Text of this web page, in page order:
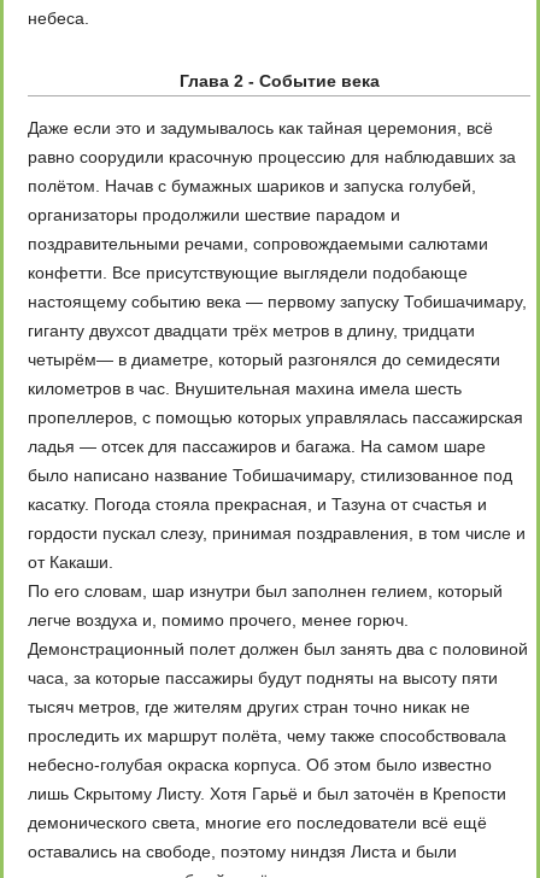
небеса.
Глава 2 - Событие века
Даже если это и задумывалось как тайная церемония, всё
равно соорудили красочную процессию для наблюдавших за
полётом. Начав с бумажных шариков и запуска голубей,
организаторы продолжили шествие парадом и
поздравительными речами, сопровождаемыми салютами
конфетти. Все присутствующие выглядели подобающе
настоящему событию века — первому запуску Тобишачимару,
гиганту двухсот двадцати трёх метров в длину, тридцати
четырём— в диаметре, который разгонялся до семидесяти
километров в час. Внушительная махина имела шесть
пропеллеров, с помощью которых управлялась пассажирская
ладья — отсек для пассажиров и багажа. На самом шаре
было написано название Тобишачимару, стилизованное под
касатку. Погода стояла прекрасная, и Тазуна от счастья и
гордости пускал слезу, принимая поздравления, в том числе и
от Какаши.
По его словам, шар изнутри был заполнен гелием, который
легче воздуха и, помимо прочего, менее горюч.
Демонстрационный полет должен был занять два с половиной
часа, за которые пассажиры будут подняты на высоту пяти
тысяч метров, где жителям других стран точно никак не
проследить их маршрут полёта, чему также способствовала
небесно-голубая окраска корпуса. Об этом было известно
лишь Скрытому Листу. Хотя Гарьё и был заточён в Крепости
демонического света, многие его последователи всё ещё
оставались на свободе, поэтому ниндзя Листа и были